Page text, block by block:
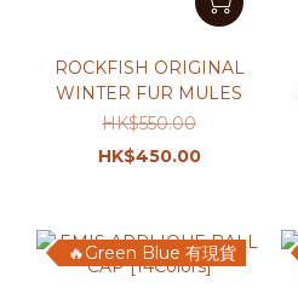
ROCKFISH ORIGINAL
WINTER FUR MULES
HK$550.00
HK$450.00
🔥Green Blue 有現貨